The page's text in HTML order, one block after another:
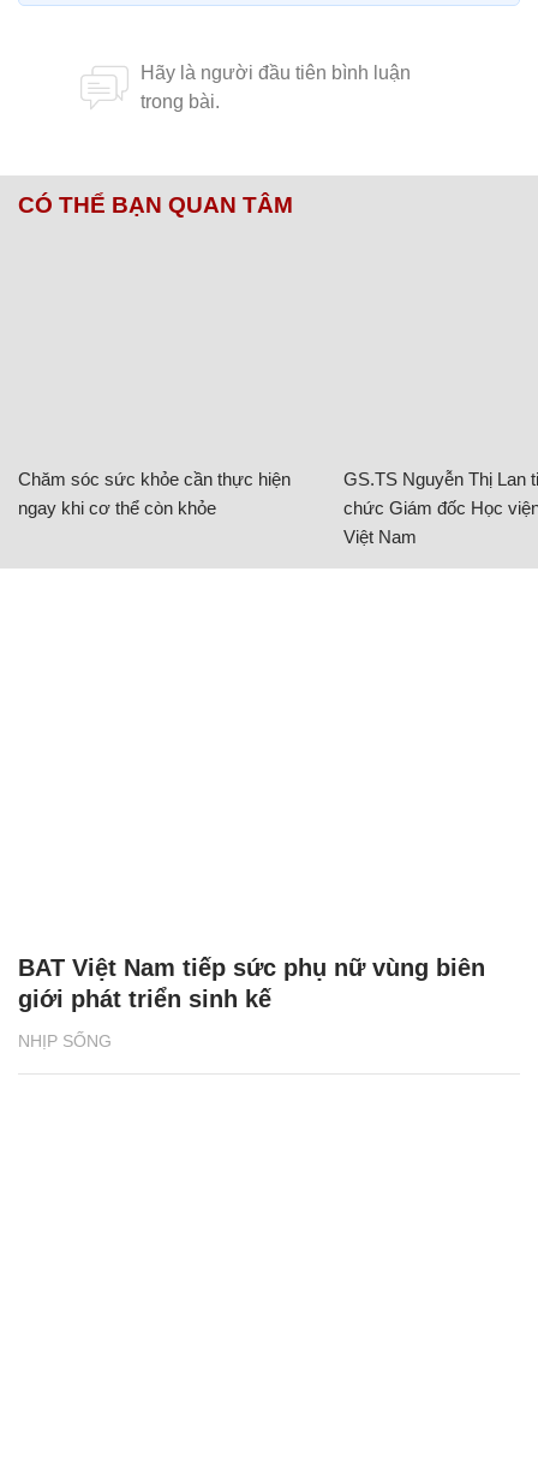
CÓ THỂ BẠN QUAN TÂM
Chăm sóc sức khỏe cần thực hiện
ngay khi cơ thể còn khỏe
GS.TS Nguyễn Thị Lan
chức Giám đốc Học
Việt Nam
NHỊP SỐNG
BAT Việt Nam tiếp sức phụ nữ vùng biên
giới phát triển sinh kế